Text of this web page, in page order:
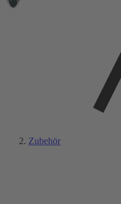
Zubehör